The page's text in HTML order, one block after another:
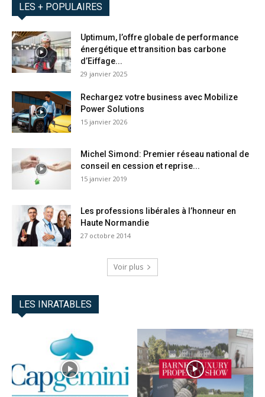
LES + POPULAIRES
Uptimum, l’offre globale de performance
énergétique et transition bas carbone
d’Eiffage...
29 janvier 2025
Rechargez votre business avec Mobilize
Power Solutions
15 janvier 2026
Michel Simond: Premier réseau national de
conseil en cession et reprise...
15 janvier 2019
Les professions libérales à l’honneur en
Haute Normandie
27 octobre 2014
Voir plus
LES INRATABLES